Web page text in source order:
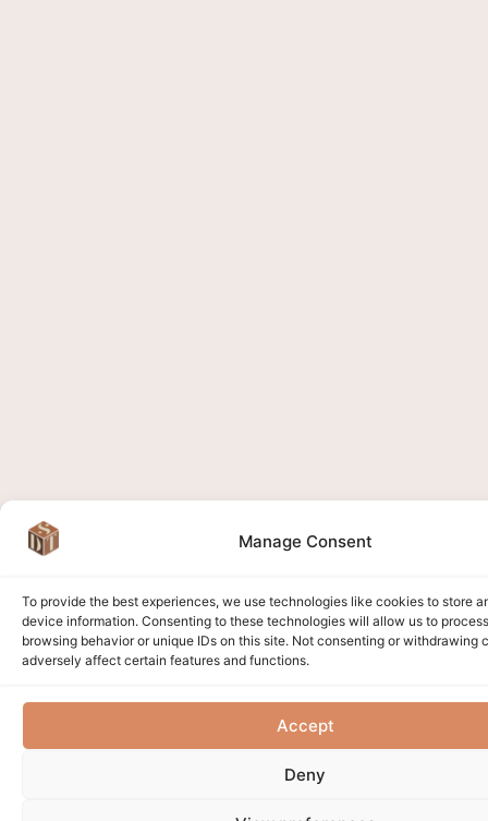
Manage Consent
To provide the best experiences, we use technologies like cookies to store
device information. Consenting to these technologies will allow us to
browsing behavior or unique IDs on this site. Not consenting or withdrawing
adversely affect certain features and functions.
Accept
Deny